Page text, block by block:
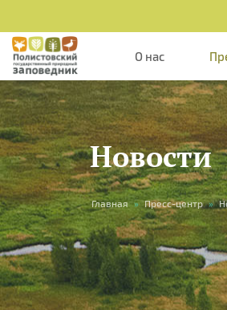
О нас
Новости
Вы
здесь
Главная » Пресс-центр »